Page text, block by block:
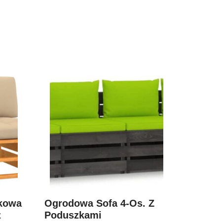
Ogrodowa Sofa 4-Os. Z
Poduszkami